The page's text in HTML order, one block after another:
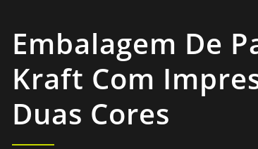
Embalagem De
Kraft Com
Duas Cores